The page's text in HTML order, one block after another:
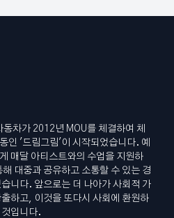
차가 2012년 MOU를 체결하여 체
인 '드림그림'이 시작되었습니다. 예
매달 아티스트와의 수업을 지원하
대중과 공유하고 소통할 수 있는 경
니다. 앞으로는 더 나아가 사회적 가
하고, 이것을 또다시 사회에 환원하
입니다.